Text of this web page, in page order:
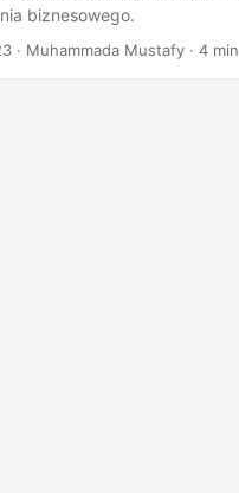
biznesowego.
· Muhammada Mustafy · 4 min